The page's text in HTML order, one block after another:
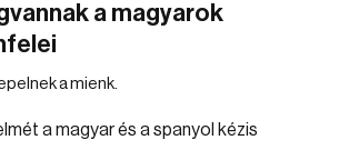
a magyarok
a mienk.